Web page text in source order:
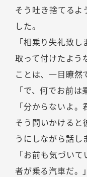
そう吐き捨てるよ
した。
「相乗り失礼致し
取って付けたよう
ことは、一目瞭然
「で、何でお前は
「分からないよ
そう問いかけると
うにしながら話し
「お前も気づい
者が乗る汽車だ。」